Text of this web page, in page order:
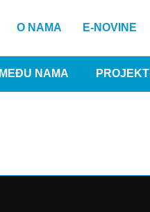
O NAMA E-NOVINE
MEĐU NAMA PROJEKTI